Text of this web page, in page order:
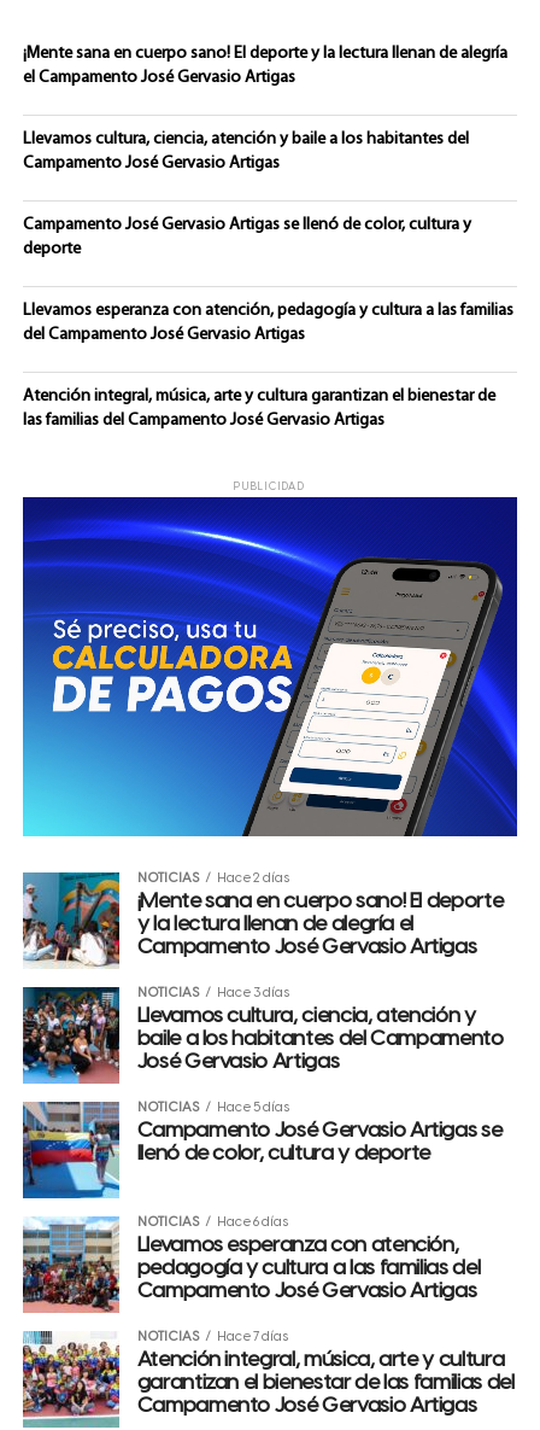
¡Mente sana en cuerpo sano! El deporte y la lectura llenan de alegría
el Campamento José Gervasio Artigas
Llevamos cultura, ciencia, atención y baile a los habitantes del
Campamento José Gervasio Artigas
Campamento José Gervasio Artigas se llenó de color, cultura y
deporte
Llevamos esperanza con atención, pedagogía y cultura a las familias
del Campamento José Gervasio Artigas
Atención integral, música, arte y cultura garantizan el bienestar de
las familias del Campamento José Gervasio Artigas
PUBLICIDAD
NOTICIAS Hace 2 días
¡Mente sana en cuerpo sano! El deporte
y la lectura llenan de alegría el
Campamento José Gervasio Artigas
NOTICIAS Hace 3 días
Llevamos cultura, ciencia, atención y
baile a los habitantes del Campamento
José Gervasio Artigas
NOTICIAS Hace 5 días
Campamento José Gervasio Artigas se
llenó de color, cultura y deporte
NOTICIAS Hace 6 días
Llevamos esperanza con atención,
pedagogía y cultura a las familias del
Campamento José Gervasio Artigas
NOTICIAS Hace 7 días
Atención integral, música, arte y cultura
garantizan el bienestar de las familias del
Campamento José Gervasio Artigas